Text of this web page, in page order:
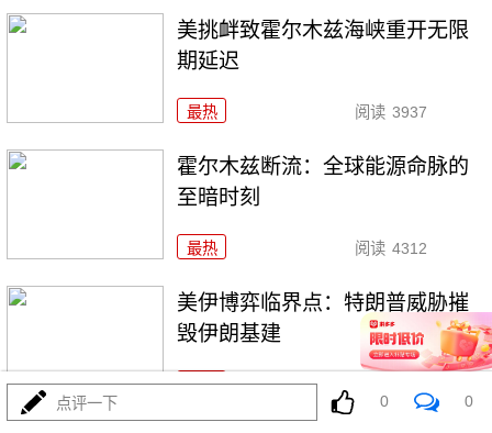
美挑衅致霍尔木兹海峡重开无限
期延迟
最热 阅读 3937
霍尔木兹断流：全球能源命脉的
至暗时刻
最热 阅读 4312
美伊博弈临界点：特朗普威胁摧
毁伊朗基建
最热
点评一下 0 0